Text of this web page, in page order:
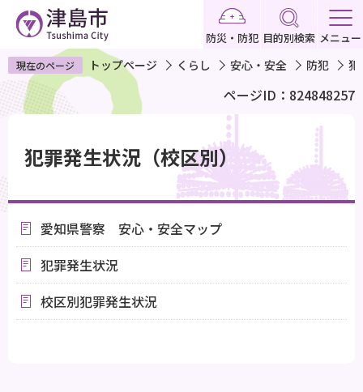
ペ
ー
ジ
の
で
す
防災・防犯 目的別検索 メニュー
現在のページ トップページ くらし 安心・安全 防犯 犯
ページID：824848257
犯罪発生状況（校区別）
愛知県警察 安心・安全マップ
犯罪発生状況
校区別犯罪発生状況